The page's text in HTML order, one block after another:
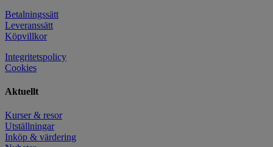
Betalningssätt
Leveranssätt
Köpvillkor
Integritetspolicy
Cookies
Aktuellt
Kurser & resor
Utställningar
Inköp & värdering